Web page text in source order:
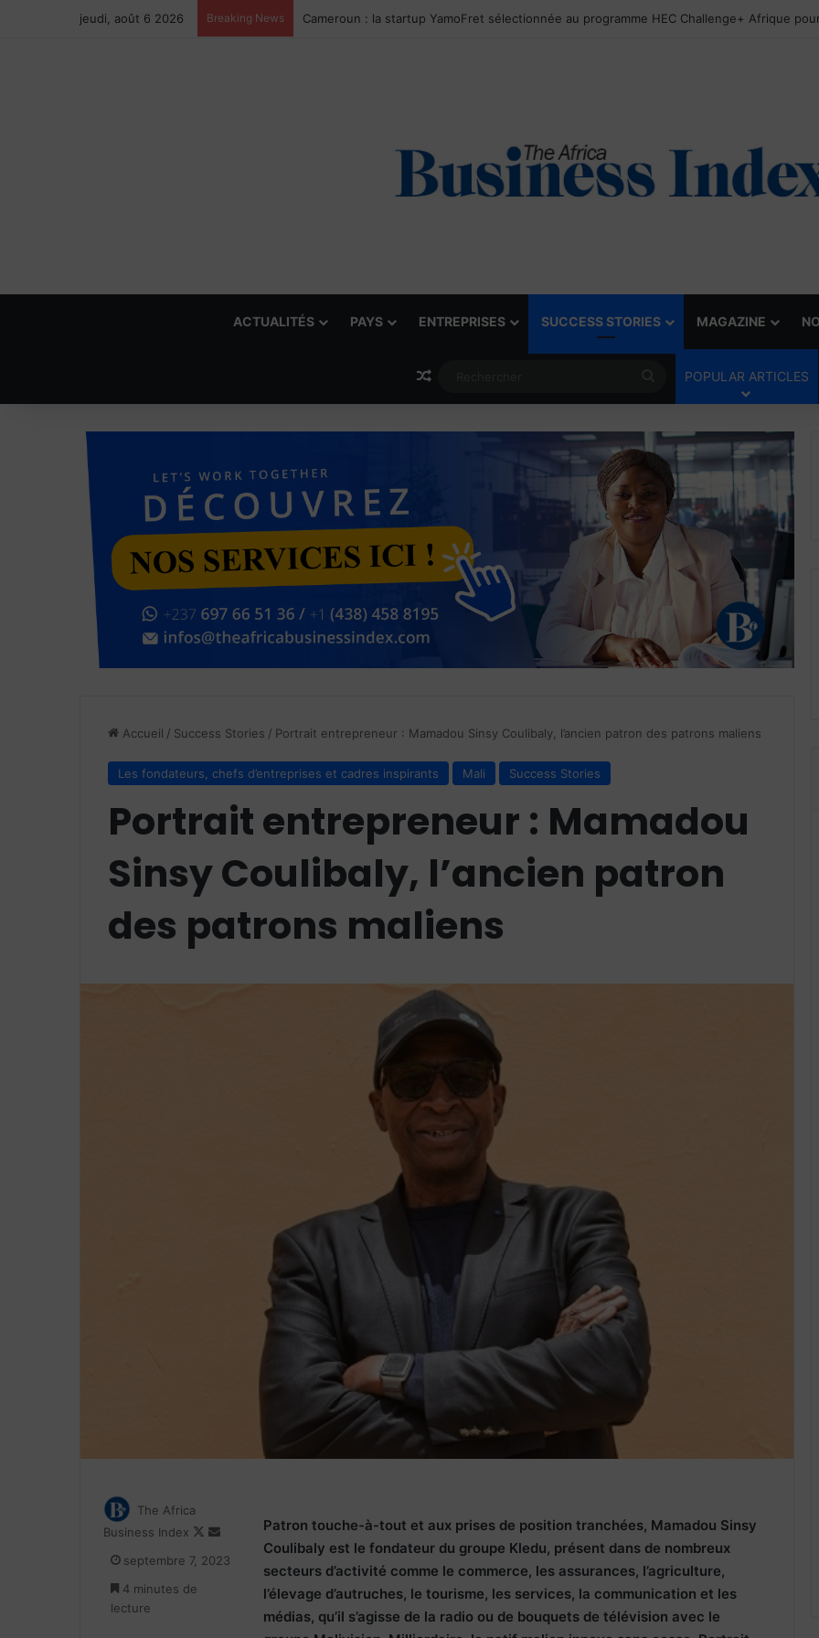
jeudi, août 6 2026 Breaking News
ACTUALITÉS PAYS ENTREPRISES SUCCESS STORIES MAGAZINE
Article Aléatoire Rechercher
POPULAR ARTICLES
Accueil / Success Stories / Portrait entrepreneur : Mamadou Sinsy Coulibaly, l’ancien patron des patrons maliens
Les fondateurs, chefs d’entreprises et cadres inspirants Mali Success Stories
Portrait entrepreneur : Mamadou
Sinsy Coulibaly, l’ancien patron
des patrons maliens
Patron touche-à-tout et aux prises de position tranchées, Mamadou Sinsy
Coulibaly est le fondateur du groupe Kledu, présent dans de nombreux
secteurs d’activité comme le commerce, les assurances, l’agriculture,
l’élevage d’autruches, le tourisme, les services, la communication et les
médias, qu’il s’agisse de la radio ou de bouquets de télévision avec le
The Africa
Business Index
Follow
X
Envoyer
courriel
septembre 7, 2023
4 minutes de
lecture